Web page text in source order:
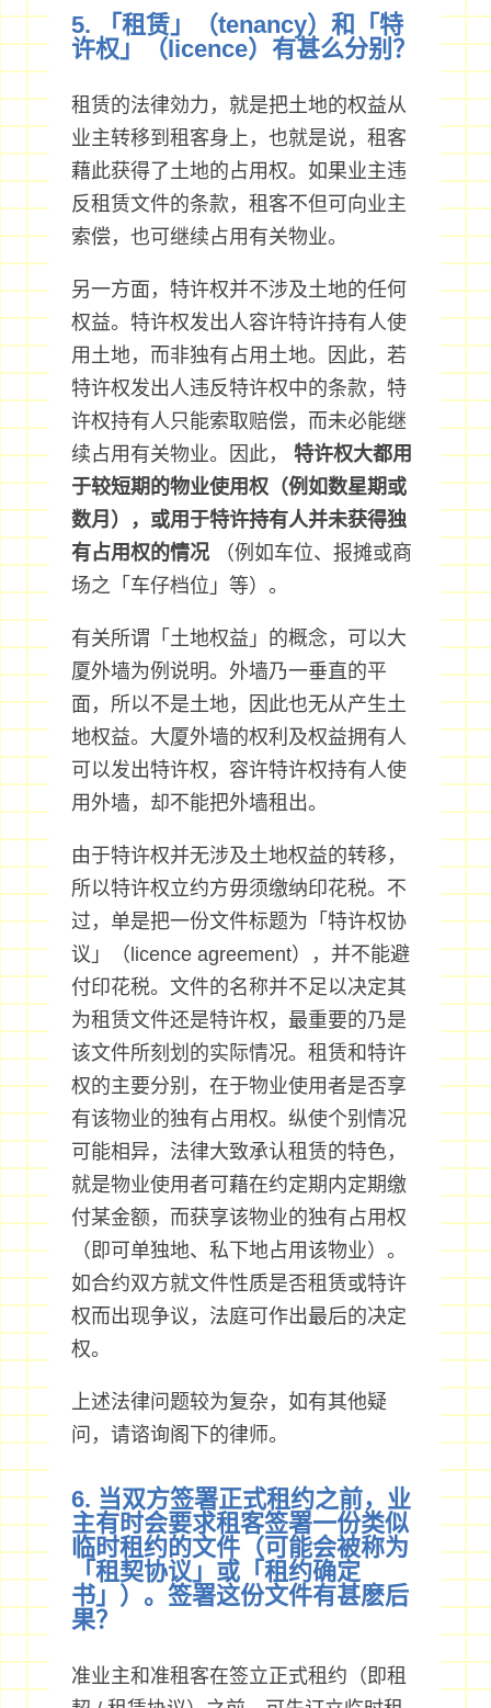
5. 「租赁」（tenancy）和「特
许权」（licence）有甚么分别？
租赁的法律効力，就是把土地的权益从
业主转移到租客身上，也就是说，租客
藉此获得了土地的占用权。如果业主违
反租赁文件的条款，租客不但可向业主
索偿，也可继续占用有关物业。
另一方面，特许权并不涉及土地的任何
权益。特许权发出人容许特许持有人使
用土地，而非独有占用土地。因此，若
特许权发出人违反特许权中的条款，特
许权持有人只能索取赔偿，而未必能继
续占用有关物业。因此， 特许权大都用
于较短期的物业使用权（例如数星期或
数月），或用于特许持有人并未获得独
有占用权的情况（例如车位、报摊或商
场之「车仔档位」等）。
有关所谓「土地权益」的概念，可以大
厦外墙为例说明。外墙乃一垂直的平
面，所以不是土地，因此也无从产生土
地权益。大厦外墙的权利及权益拥有人
可以发出特许权，容许特许权持有人使
用外墙，却不能把外墙租出。
由于特许权并无涉及土地权益的转移，
所以特许权立约方毋须缴纳印花税。不
过，单是把一份文件标题为「特许权协
议」（licence agreement），并不能避
付印花税。文件的名称并不足以决定其
为租赁文件还是特许权，最重要的乃是
该文件所刻划的实际情况。租赁和特许
权的主要分别，在于物业使用者是否享
有该物业的独有占用权。纵使个别情况
可能相异，法律大致承认租赁的特色，
就是物业使用者可藉在约定期内定期缴
付某金额，而获享该物业的独有占用权
（即可单独地、私下地占用该物业）。
如合约双方就文件性质是否租赁或特许
权而出现争议，法庭可作出最后的决定
权。
上述法律问题较为复杂，如有其他疑
问，请谘询阁下的律师。
6. 当双方签署正式租约之前，业
主有时会要求租客签署一份类似
临时租约的文件（可能会被称为
「租契协议」或「租约确定
书」）。签署这份文件有甚麽后
果？
准业主和准租客在签立正式租约（即租